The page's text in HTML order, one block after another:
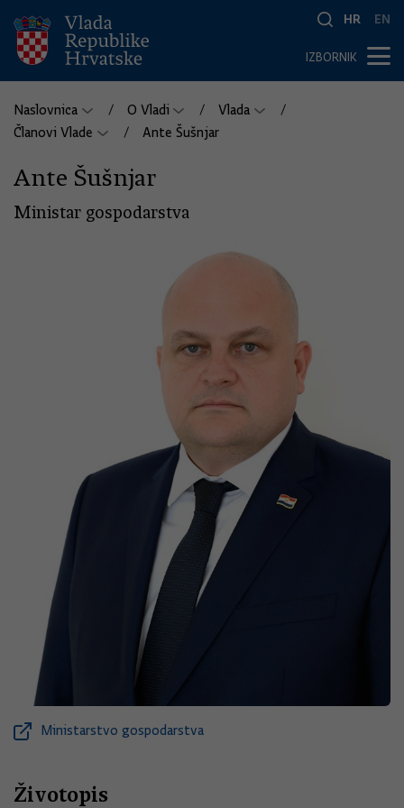
HR EN
IZBORNIK
Naslovnica O Vladi
Vlada
Članovi Vlade
Ante Šušnjar
Ante Šušnjar
Ministar gospodarstva
Ministarstvo gospodarstva
Životopis